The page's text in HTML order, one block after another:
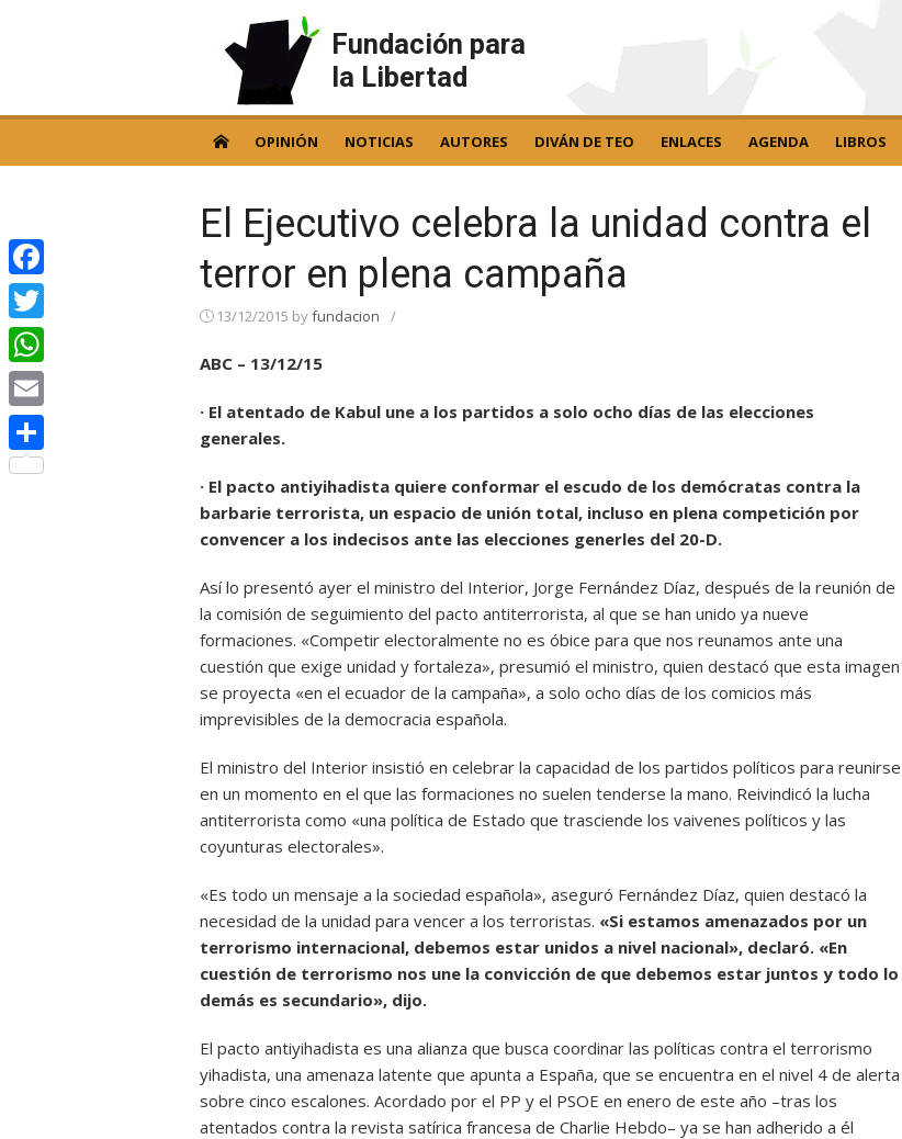
Fundación para
la Libertad
OPINIÓN NOTICIAS AUTORES DIVÁN DE TEO ENLACES AGENDA LIBROS
El Ejecutivo celebra la unidad contra el
terror en plena campaña
13/12/2015 byfundacion /
ABC – 13/12/15
· El atentado de Kabul une a los partidos a solo ocho días de las elecciones
generales.
· El pacto antiyihadista quiere conformar el escudo de los demócratas contra la
barbarie terrorista, un espacio de unión total, incluso en plena competición por
convencer a los indecisos ante las elecciones generles del 20-D.
Así lo presentó ayer el ministro del Interior, Jorge Fernández Díaz, después de la reunión de
la comisión de seguimiento del pacto antiterrorista, al que se han unido ya nueve
formaciones. «Competir electoralmente no es óbice para que nos reunamos ante una
cuestión que exige unidad y fortaleza», presumió el ministro, quien destacó que esta imagen
se proyecta «en el ecuador de la campaña», a solo ocho días de los comicios más
imprevisibles de la democracia española.
El ministro del Interior insistió en celebrar la capacidad de los partidos políticos para reunirse
en un momento en el que las formaciones no suelen tenderse la mano. Reivindicó la lucha
antiterrorista como «una política de Estado que trasciende los vaivenes políticos y las
coyunturas electorales».
«Es todo un mensaje a la sociedad española», aseguró Fernández Díaz, quien destacó la
necesidad de la unidad para vencer a los terroristas. «Si estamos amenazados por un
terrorismo internacional, debemos estar unidos a nivel nacional», declaró. «En
cuestión de terrorismo nos une la convicción de que debemos estar juntos y todo lo
demás es secundario», dijo.
El pacto antiyihadista es una alianza que busca coordinar las políticas contra el terrorismo
yihadista, una amenaza latente que apunta a España, que se encuentra en el nivel 4 de alerta
sobre cinco escalones. Acordado por el PP y el PSOE en enero de este año –tras los
atentados contra la revista satírica francesa de Charlie Hebdo– ya se han adherido a él
Facebook
Twitter
WhatsApp
Email
Compartir